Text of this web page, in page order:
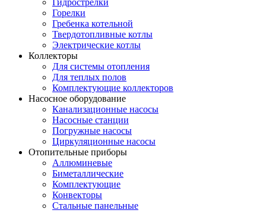
Гидрострелки
Горелки
Гребенка котельной
Твердотопливные котлы
Электрические котлы
Коллекторы
Для системы отопления
Для теплых полов
Комплектующие коллекторов
Насосное оборудование
Канализационные насосы
Насосные станции
Погружные насосы
Циркуляционные насосы
Отопительные приборы
Аллюминевые
Биметаллические
Комплектующие
Конвекторы
Стальные панельные